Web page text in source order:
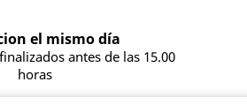
el mismo día
antes de las 15.00
horas